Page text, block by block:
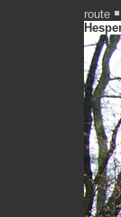
route